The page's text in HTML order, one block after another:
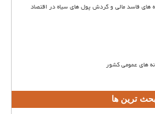
های فاسد مالی و گردش پول های سیاه در اقتصاد
های عمومی کشور
ترین ها